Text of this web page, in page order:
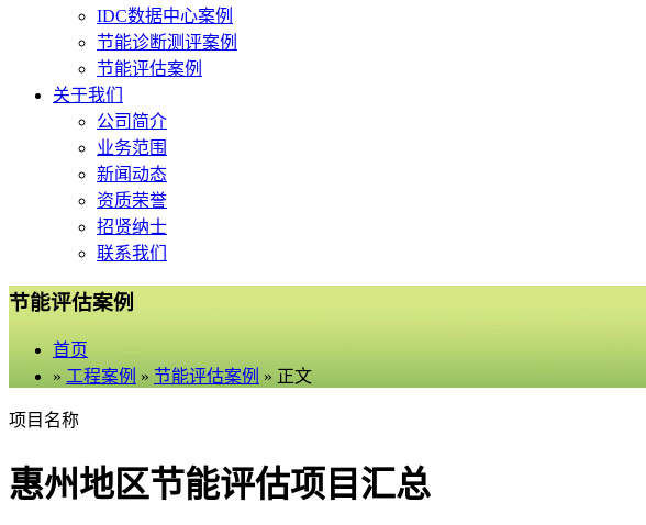
IDC数据中心案例
节能诊断测评案例
节能评估案例
关于我们
公司简介
业务范围
新闻动态
资质荣誉
招贤纳士
联系我们
节能评估案例
首页
» 工程案例 » 节能评估案例 » 正文
项目名称
惠州地区节能评估项目汇总